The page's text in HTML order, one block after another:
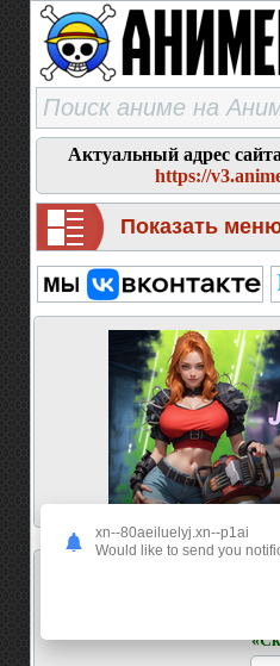
Актуальный адрес
https://
Показать
xn--80aeiluelyj.xn--p1ai
Would like to send you